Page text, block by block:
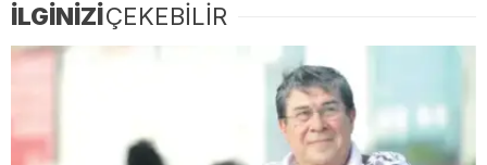
İLGİNİZİÇEKEBİLİR